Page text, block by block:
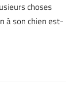
choses
à son chien est-